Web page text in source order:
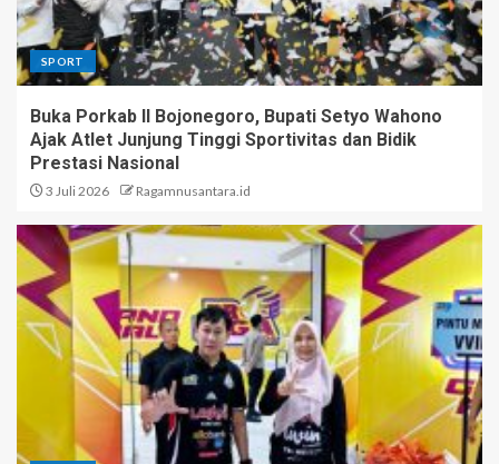
SPORT
Buka Porkab II Bojonegoro, Bupati Setyo Wahono
Ajak Atlet Junjung Tinggi Sportivitas dan Bidik
Prestasi Nasional
3 Juli 2026 Ragamnusantara.id